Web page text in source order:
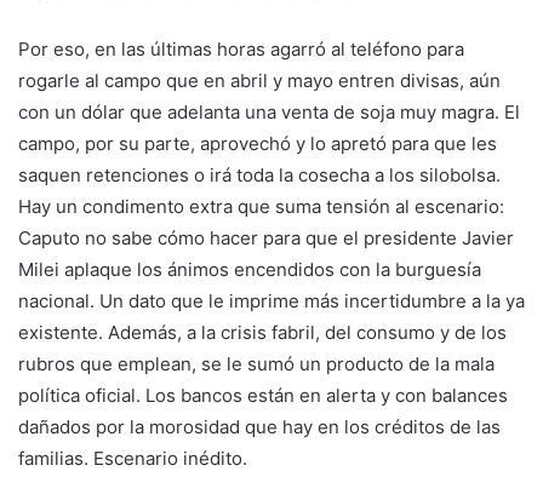
Por eso, en las últimas horas agarró al teléfono para
rogarle al campo que en abril y mayo entren divisas, aún
con un dólar que adelanta una venta de soja muy magra. El
campo, por su parte, aprovechó y lo apretó para que les
saquen retenciones o irá toda la cosecha a los silobolsa.
Hay un condimento extra que suma tensión al escenario:
Caputo no sabe cómo hacer para que el presidente Javier
Milei aplaque los ánimos encendidos con la burguesía
nacional. Un dato que le imprime más incertidumbre a la ya
existente. Además, a la crisis fabril, del consumo y de los
rubros que emplean, se le sumó un producto de la mala
política oficial. Los bancos están en alerta y con balances
dañados por la morosidad que hay en los créditos de las
familias. Escenario inédito.